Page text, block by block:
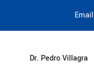
Dr. Pedro Villagra